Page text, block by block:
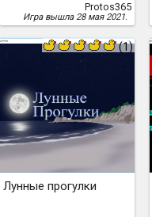
Protos365
Игра вышла 28 мая 2021.
(1)
Лунные прогулки